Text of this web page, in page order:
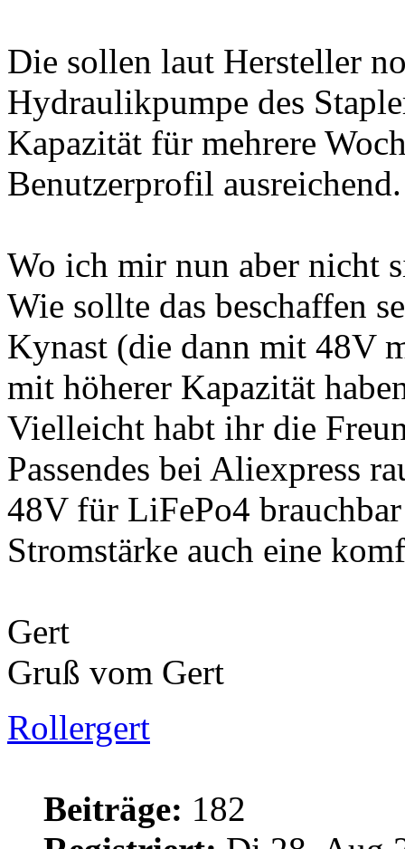
Die sollen laut Hersteller
Hydraulikpumpe des
Kapazität für mehrere
Benutzerprofil ausreichend.
Wo ich mir nun aber nicht
Wie sollte das beschaffen
Kynast (die dann mit 48V
mit höherer Kapazität
Vielleicht habt ihr die
Passendes bei Aliexpress
48V für LiFePo4
Stromstärke auch eine
Gert
Gruß vom Gert
Rollergert
Beiträge: 182